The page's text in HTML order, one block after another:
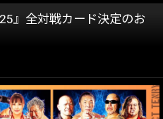
』全対戦カード決定のお